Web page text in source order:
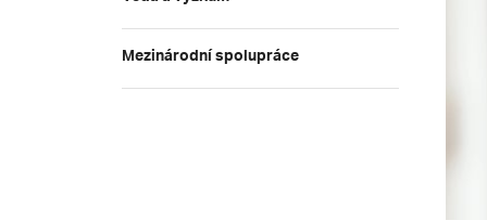
Mezinárodní spolupráce